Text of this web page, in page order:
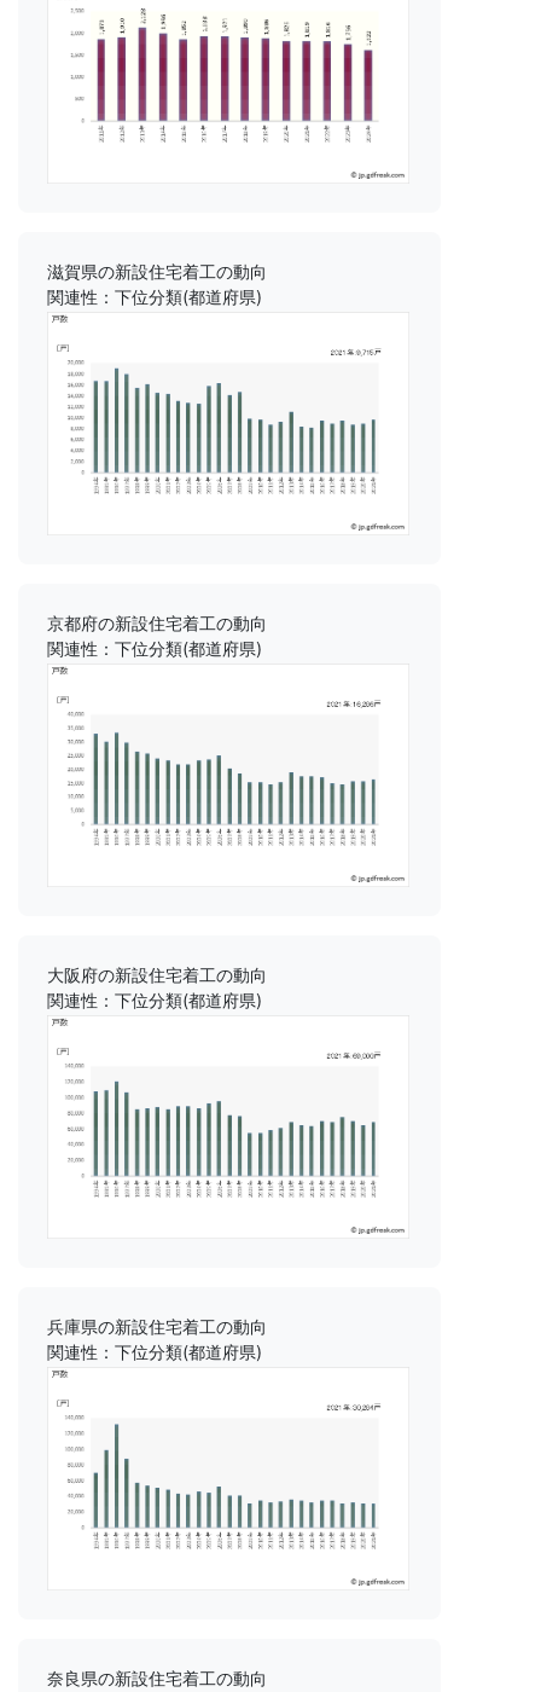
滋賀県の新設住宅着工の動向
関連性：下位分類(都道府県)
京都府の新設住宅着工の動向
関連性：下位分類(都道府県)
大阪府の新設住宅着工の動向
関連性：下位分類(都道府県)
兵庫県の新設住宅着工の動向
関連性：下位分類(都道府県)
奈良県の新設住宅着工の動向